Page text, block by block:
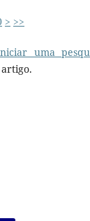
> >>
uma